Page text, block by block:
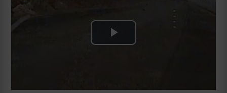
Play